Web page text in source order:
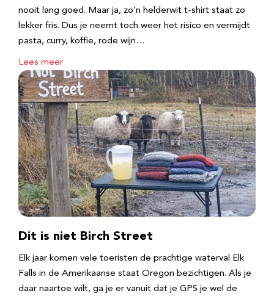
nooit lang goed. Maar ja, zo’n helderwit t-shirt staat zo
lekker fris. Dus je neemt toch weer het risico en vermijdt
pasta, curry, koffie, rode wijn…
Lees meer
Dit is niet Birch Street
Elk jaar komen vele toeristen de prachtige waterval Elk
Falls in de Amerikaanse staat Oregon bezichtigen. Als je
daar naartoe wilt, ga je er vanuit dat je GPS je wel de